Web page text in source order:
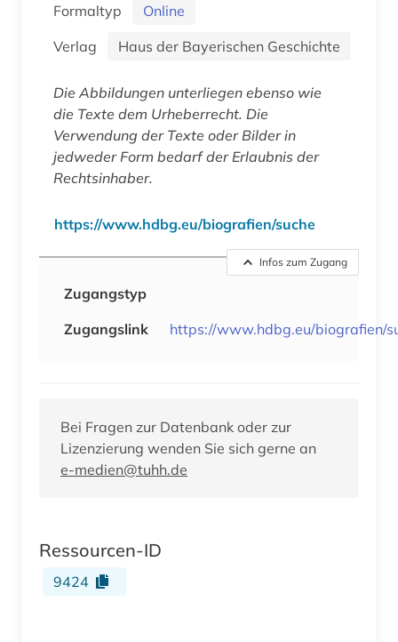
Formaltyp
Online
Verlag
Haus der Bayerischen Geschichte
Die Abbildungen unterliegen ebenso wie
die Texte dem Urheberrecht. Die
Verwendung der Texte oder Bilder in
jedweder Form bedarf der Erlaubnis der
Rechtsinhaber.
https://www.hdbg.eu/biografien/suche
Infos zum Zugang
Zugangstyp
Zugangslink
https://www.hdbg.eu/biografien/
Bei Fragen zur Datenbank oder zur
Lizenzierung wenden Sie sich gerne an
e-medien@tuhh.de
Ressourcen-ID
9424